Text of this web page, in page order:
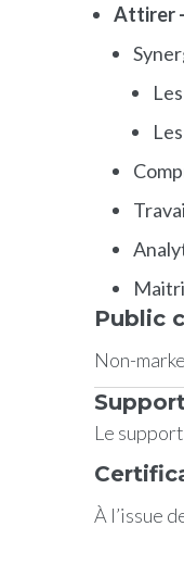
Attirer
Public
Non-
Le
À l’issue